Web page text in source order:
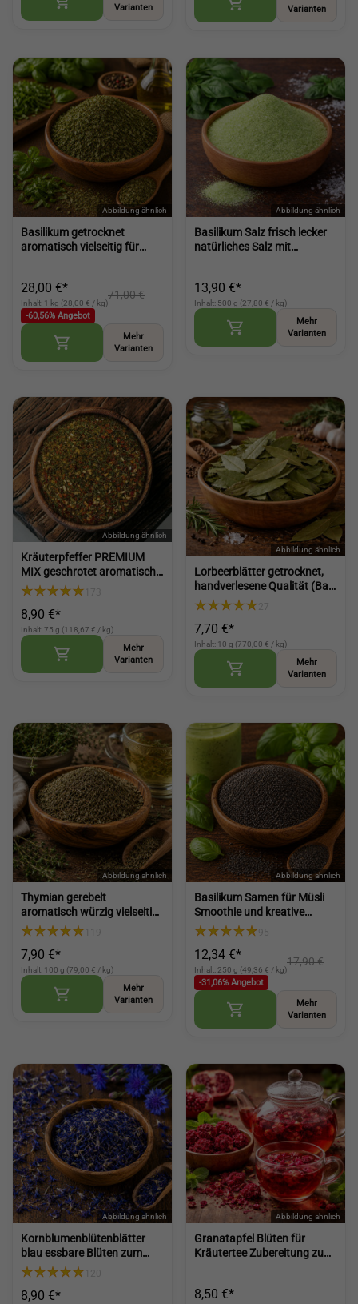
Varianten
Varianten
Basilikum getrocknet
aromatisch vielseitig für
Basil)
28,00 €*
Inhalt: 1 kg (28,00 € / kg)
71,00 €
-60,56% Angebot
Mehr
Varianten
Basilikum Salz frisch lecker
natürliches Salz mit
(Basil salt)
13,90 €*
Inhalt: 500 g (27,80 € / kg)
Mehr
Varianten
Kräuterpfeffer PREMIUM
MIX geschrotet aromatische
Würze für Fleisch Gemüse
Premium Mix)
8,90 €*
Inhalt: 75 g (118,67 € / kg)
Mehr
Varianten
Lorbeerblätter getrocknet,
handverlesene Qualität (Bay
Leaves)
7,70 €*
Inhalt: 10 g (770,00 € / kg)
Mehr
Varianten
Thymian gerebelt
aromatisch würzig vielseitig
für Küche Fleisch Gemüse
7,90 €*
Inhalt: 100 g (79,00 € / kg)
Mehr
Varianten
Basilikum Samen für Müsli
Smoothie und kreative
Küche (Basil Seeds)
12,34 €*
Inhalt: 250 g (49,36 € / kg)
17,90 €
-31,06% Angebot
Mehr
Varianten
Kornblumenblütenblätter
blau essbare Blüten zum
Dekorieren und Verfeinern
8,90 €*
Granatapfel Blüten für
Kräutertee Zubereitung zum
8,50 €*